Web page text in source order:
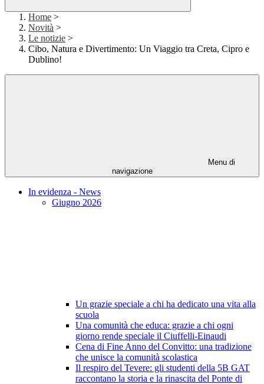
Home >
Novità >
Le notizie >
Cibo, Natura e Divertimento: Un Viaggio tra Creta, Cipro e
Dublino!
Menu di
navigazione
In evidenza - News
Giugno 2026
Un grazie speciale a chi ha dedicato una vita alla
scuola
Una comunità che educa: grazie a chi ogni
giorno rende speciale il Ciuffelli-Einaudi
Cena di Fine Anno del Convitto: una tradizione
che unisce la comunità scolastica
Il respiro del Tevere: gli studenti della 5B GAT
raccontano la storia e la rinascita del Ponte di